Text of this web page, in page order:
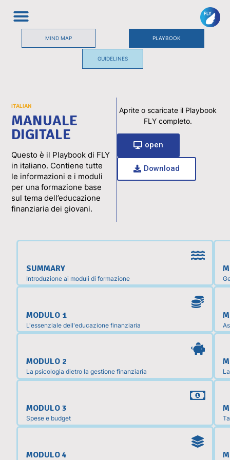
MIND MAP PLAYBOOK
GUIDELINES
ITALIAN
MANUALE
DIGITALE
Questo è il Playbook di FLY
in italiano. Contiene tutte
le informazioni e i moduli
per una formazione base
sul tema dell’educazione
finanziaria dei giovani.
Aprite o scaricate il Playbook
FLY completo.
open
Download
SUMMARY
Introduzione ai moduli di formazione
MODULO 1
L'essenziale dell'educazione finanziaria
MODULO 2
La psicologia dietro la gestione finanziaria
MODULO 3
Spese e budget
MODULO 4